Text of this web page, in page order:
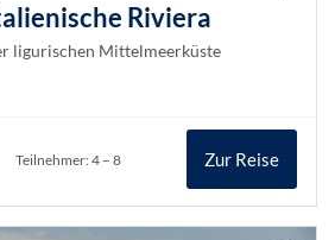
Riviera
ligurischen Mittelmeerküste
Teilnehmer: 4 – 8 Zur Reise